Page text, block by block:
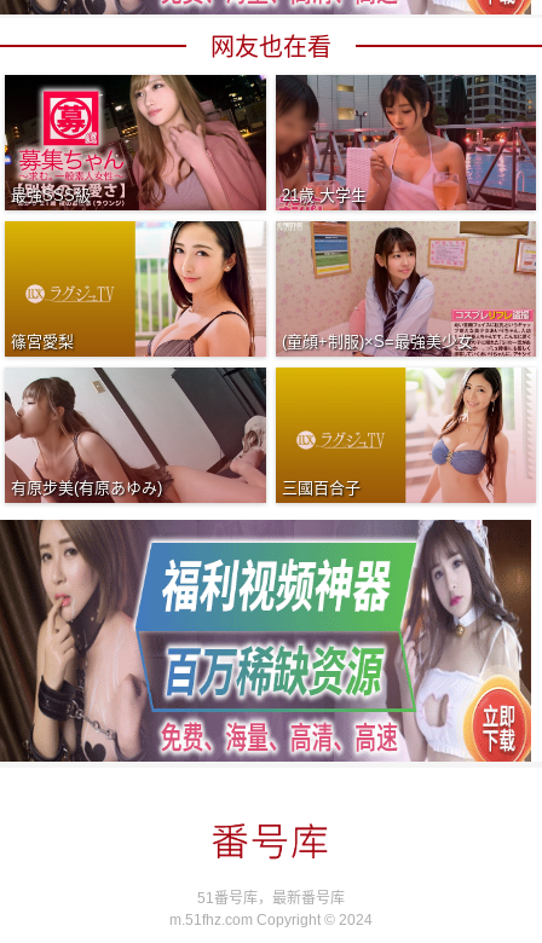
网友也在看
最強SSS級 21歳 大学生
篠宮愛梨 (童顔+制服)×S=最強美少女
有原步美(有原あゆみ) 三國百合子
51番号库，最新番号库
m.51fhz.com Copyright © 2024